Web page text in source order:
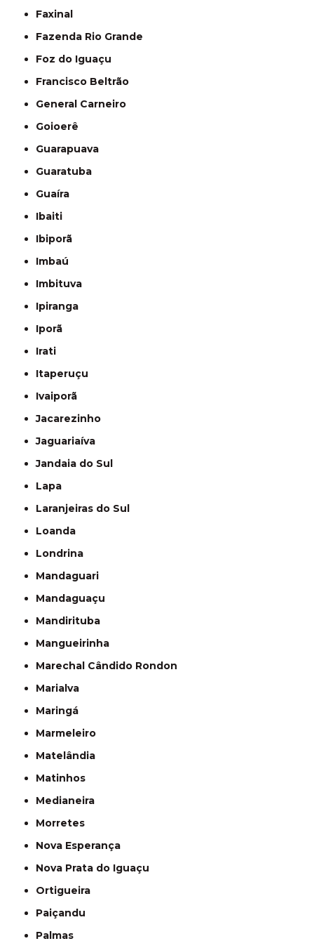
Faxinal
Fazenda Rio Grande
Foz do Iguaçu
Francisco Beltrão
General Carneiro
Goioerê
Guarapuava
Guaratuba
Guaíra
Ibaiti
Ibiporã
Imbaú
Imbituva
Ipiranga
Iporã
Irati
Itaperuçu
Ivaiporã
Jacarezinho
Jaguariaíva
Jandaia do Sul
Lapa
Laranjeiras do Sul
Loanda
Londrina
Mandaguari
Mandaguaçu
Mandirituba
Mangueirinha
Marechal Cândido Rondon
Marialva
Maringá
Marmeleiro
Matelândia
Matinhos
Medianeira
Morretes
Nova Esperança
Nova Prata do Iguaçu
Ortigueira
Paiçandu
Palmas